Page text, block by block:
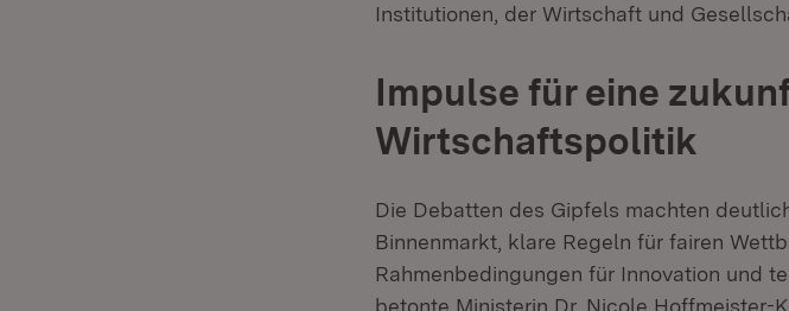
Institutionen, der Wirtschaft und
Impulse für eine
Wirtschaftspolitik
Die Debatten des Gipfels machten
Binnenmarkt, klare Regeln für fairen
Rahmenbedingungen für Innovation und
betonte Ministerin Dr. Nicole Hoffmeister-